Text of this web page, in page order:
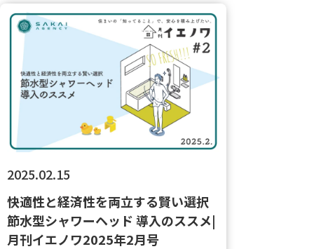
2025.02.15
快適性と経済性を両立する賢い選択
節水型シャワーヘッド 導入のススメ|
月刊イエノワ2025年2月号